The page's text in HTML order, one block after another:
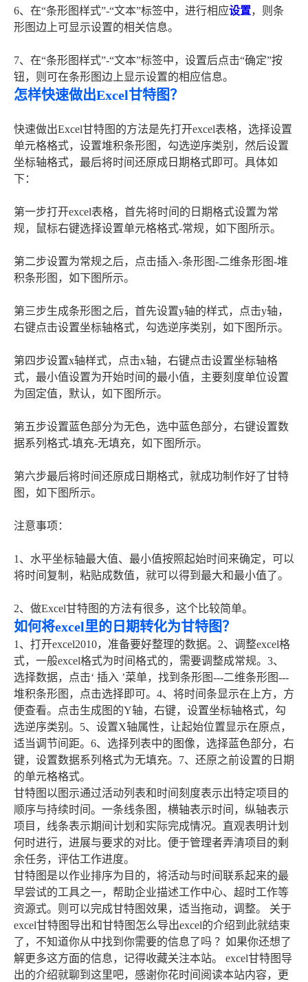
6、在“条形图样式”-“文本”标签中，进行相应设置，则条
形图边上可显示设置的相关信息。
7、在“条形图样式”-“文本”标签中，设置后点击“确定”按
钮，则可在条形图边上显示设置的相应信息。
怎样快速做出Excel甘特图？
快速做出Excel甘特图的方法是先打开excel表格，选择设置
单元格格式，设置堆积条形图，勾选逆序类别，然后设置
坐标轴格式，最后将时间还原成日期格式即可。具体如
下：
第一步打开excel表格，首先将时间的日期格式设置为常
规，鼠标右键选择设置单元格格式-常规，如下图所示。
第二步设置为常规之后，点击插入-条形图-二维条形图-堆
积条形图，如下图所示。
第三步生成条形图之后，首先设置y轴的样式，点击y轴，
右键点击设置坐标轴格式，勾选逆序类别，如下图所示。
第四步设置x轴样式，点击x轴，右键点击设置坐标轴格
式，最小值设置为开始时间的最小值，主要刻度单位设置
为固定值，默认，如下图所示。
第五步设置蓝色部分为无色，选中蓝色部分，右键设置数
据系列格式-填充-无填充，如下图所示。
第六步最后将时间还原成日期格式，就成功制作好了甘特
图，如下图所示。
注意事项：
1、水平坐标轴最大值、最小值按照起始时间来确定，可以
将时间复制，粘贴成数值，就可以得到最大和最小值了。
2、做Excel甘特图的方法有很多，这个比较简单。
如何将excel里的日期转化为甘特图？
1、打开excel2010，准备要好整理的数据。2、调整excel格
式，一般excel格式为时间格式的，需要调整成常规。3、
选择数据，点击‘ 插入 ’菜单，找到条形图---二维条形图---
堆积条形图，点击选择即可。4、将时间条显示在上方，方
便查看。点击生成图的Y轴，右键，设置坐标轴格式，勾
选逆序类别。5、设置X轴属性，让起始位置显示在原点，
适当调节间距。6、选择列表中的图像，选择蓝色部分，右
键，设置数据系列格式为无填充。7、还原之前设置的日期
的单元格格式。
甘特图以图示通过活动列表和时间刻度表示出特定项目的
顺序与持续时间。一条线条图，横轴表示时间，纵轴表示
项目，线条表示期间计划和实际完成情况。直观表明计划
何时进行，进展与要求的对比。便于管理者弄清项目的剩
余任务，评估工作进度。
甘特图是以作业排序为目的，将活动与时间联系起来的最
早尝试的工具之一，帮助企业描述工作中心、超时工作等
资源式。则可以完成甘特图效果，适当拖动，调整。 关于
excel甘特图导出和甘特图怎么导出excel的介绍到此就结束
了，不知道你从中找到你需要的信息了吗 ？如果你还想了
解更多这方面的信息，记得收藏关注本站。 excel甘特图导
出的介绍就聊到这里吧，感谢你花时间阅读本站内容，更